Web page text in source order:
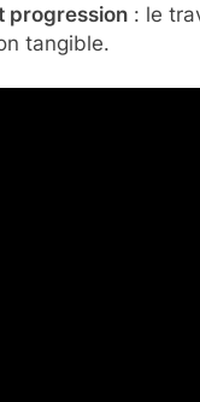
progression: le
tangible.